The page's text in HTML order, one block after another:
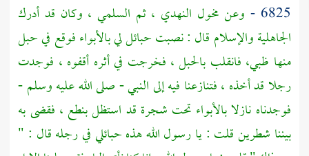
6825 - وعن مخول النهدي ، ثم السلمي ، وكان قد أدرك
الجاهلية والإسلام قال : نصبت حبائل ليبالأبواءفوقع في حبل
منها ظبي، فانقلب بالحبل ، فخرجت في أثره أقفوه ، فوجدت
رجلا قد أخذه ، فتنازعنا فيه إلى النبي - صلى الله عليه وسلم -
فوجدناه نازلابالأبواء تحت شجرة قد استظل بنطع ، فقضى به
بيننا شطرين قلت : يا رسول الله هذه حبائلي في رجله قال : "